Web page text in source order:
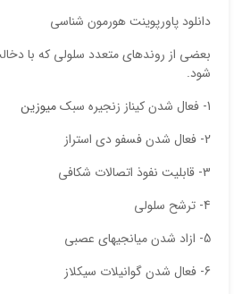
دانلود پاورپوینت هورمون شناسی
بعضي از روندهاي متعدد سلولي كه با
شود.
1- فعال شدن كيناز زنجيره سبك
ميوزين
2- فعال شدن فسفو دي استراز
3- قابليت نفوذ اتصالات شكافي
4- ترشح سلولي
5- ازاد شدن ميانجيهاي عصبي
6- فعال شدن گوانيلات سيكلاز